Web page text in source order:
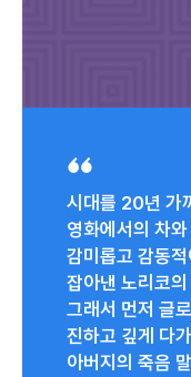
시대를 20년 가
영화에서의 차
감미롭고 감동
잡아낸 노리코
그래서 먼저 글
진하고 깊게 다
아버지의 죽음